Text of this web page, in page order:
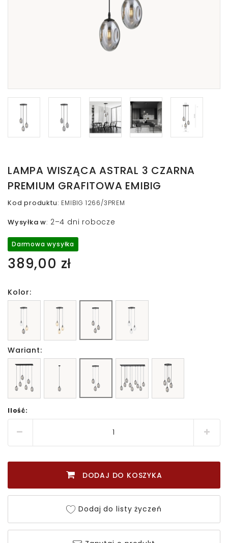
LAMPA WISZĄCA ASTRAL 3 CZARNA
PREMIUM GRAFITOWA EMIBIG
Kod produktu: EMIBIG 1266/3PREM
Wysyłka w: 2–4 dni robocze
Darmowa wysyłka
389,00 zł
Kolor:
Wariant:
Ilość:
DODAJ DO KOSZYKA
Dodaj do listy życzeń